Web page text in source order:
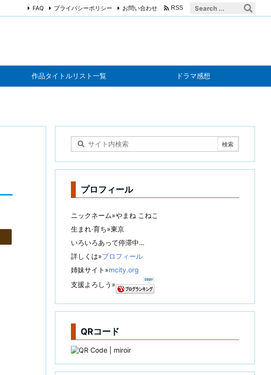
作品タイトルリスト一覧 ドラマ感想
FAQ プライバシーポリシー お問い合わせ  RSS
プロフィール
ニックネーム»やまね こねこ
生まれ·育ち»東京
いろいろあって停滞中…
詳しくは»プロフィール
姉妹サイト»mcity.org
支援よろしう»
QRコード